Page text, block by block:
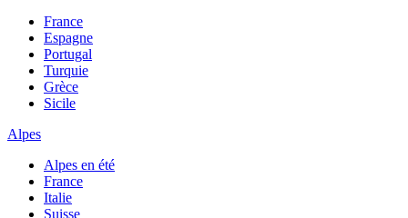
France
Espagne
Portugal
Turquie
Grèce
Sicile
Alpes
Alpes en été
France
Italie
Suisse